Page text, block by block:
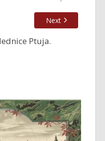
Next
Ptuja.